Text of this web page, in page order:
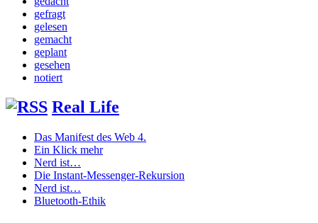
gefragt
gelesen
gemacht
geplant
gesehen
notiert
Real Life
Das Manifest des Web 4.
Ein Klick mehr
Nerd ist…
Die Instant-Messenger-Rekursion
Nerd ist…
Bluetooth-Ethik